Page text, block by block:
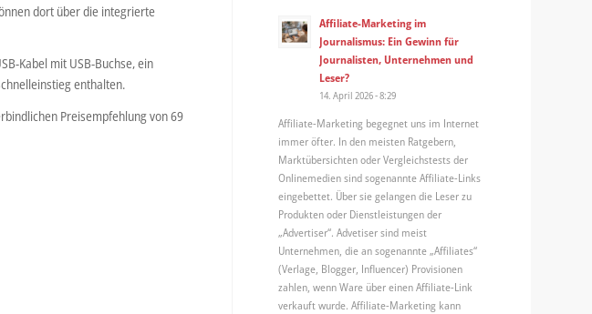
dort über die integrierte
Kabel mit USB-Buchse, ein
enthalten.
Preisempfehlung von 69
Affiliate-Marketing im
Journalismus: Ein Gewinn für
Journalisten, Unternehmen und
Leser?
14. April 2026 - 8:29
Affiliate-Marketing begegnet uns im Internet
immer öfter. In den meisten Ratgebern,
Marktübersichten oder Vergleichstests der
Onlinemedien sind sogenannte Affiliate-Links
eingebettet. Über sie gelangen die Leser zu
Produkten oder Dienstleistungen der
„Advertiser“. Advetiser sind meist
Unternehmen, die an sogenannte „Affiliates“
(Verlage, Blogger, Influencer) Provisionen
zahlen, wenn Ware über einen Affiliate-Link
verkauft wurde. Affiliate-Marketing kann